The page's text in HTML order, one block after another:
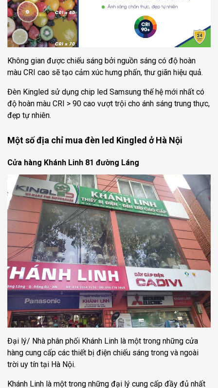
Không gian được chiếu sáng bởi nguồn sáng có độ hoàn
màu CRI cao sẽ tạo cảm xúc hưng phấn, thư giãn hiệu quả.
Đèn Kingled sử dụng chip led Samsung thế hệ mới nhất có
độ hoàn màu CRI > 90 cao vượt trội cho ánh sáng trung thực,
đẹp tự nhiên.
Một số địa chỉ mua đèn led Kingled ở Hà Nội
Cửa hàng Khánh Linh 81 đường Láng
Đại lý/ Nhà phân phối Khánh Linh là một trong những cửa
hàng cung cấp các thiết bị điện chiếu sáng trong và ngoài
trời uy tín tại Hà Nội.
Khánh Linh là một trong những đại lý cung cấp đầy đủ nhất